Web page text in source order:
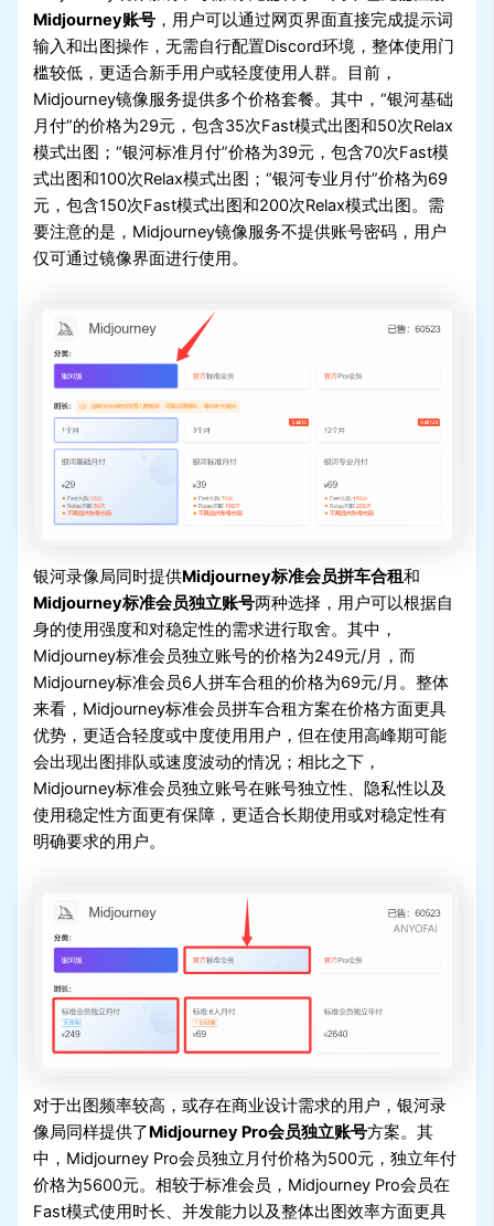
Midjourney账号 ，用户可以通过网页界面直接完成提示词
输入和出图操作，无需自行配置Discord环境，整体使用门
槛较低，更适合新手用户或轻度使用人群。目前，
Midjourney镜像服务提供多个价格套餐。其中，“银河基础
月付”的价格为29元，包含35次Fast模式出图和50次Relax
模式出图；“银河标准月付”价格为39元，包含70次Fast模
式出图和100次Relax模式出图；“银河专业月付”价格为69
元，包含150次Fast模式出图和200次Relax模式出图。需
要注意的是，Midjourney镜像服务不提供账号密码，用户
仅可通过镜像界面进行使用。
银河录像局同时提供Midjourney标准会员拼车合租和
Midjourney标准会员独立账号两种选择，用户可以根据自
身的使用强度和对稳定性的需求进行取舍。其中，
Midjourney标准会员独立账号的价格为249元/月，而
Midjourney标准会员6人拼车合租的价格为69元/月。整体
来看，Midjourney标准会员拼车合租方案在价格方面更具
优势，更适合轻度或中度使用用户，但在使用高峰期可能
会出现出图排队或速度波动的情况；相比之下，
Midjourney标准会员独立账号在账号独立性、隐私性以及
使用稳定性方面更有保障，更适合长期使用或对稳定性有
明确要求的用户。
对于出图频率较高，或存在商业设计需求的用户，银河录
像局同样提供了Midjourney Pro会员独立账号方案。其
中，Midjourney Pro会员独立月付价格为500元，独立年付
价格为5600元。相较于标准会员，Midjourney Pro会员在
Fast模式使用时长、并发能力以及整体出图效率方面更具